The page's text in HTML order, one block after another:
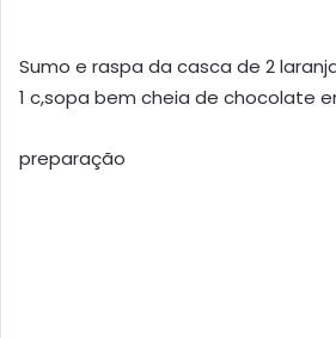
Sumo e raspa da casca de 2
1 c,sopa bem cheia de chocolate
preparação